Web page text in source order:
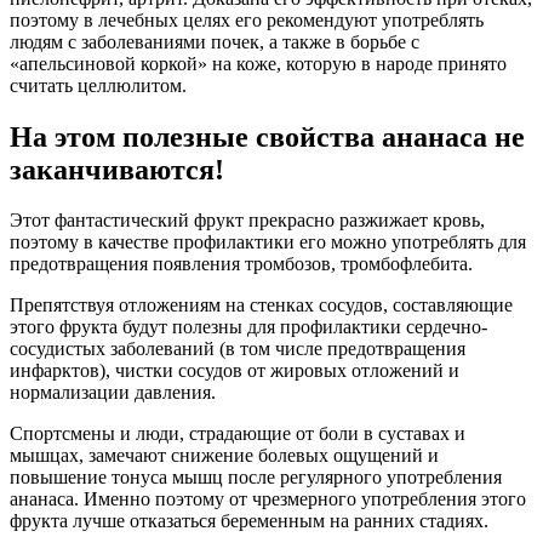
поэтому в лечебных целях его рекомендуют употреблять
людям с заболеваниями почек, а также в борьбе с
«апельсиновой коркой» на коже, которую в народе принято
считать целлюлитом.
На этом полезные свойства ананаса не
заканчиваются!
Этот фантастический фрукт прекрасно разжижает кровь,
поэтому в качестве профилактики его можно употреблять для
предотвращения появления тромбозов, тромбофлебита.
Препятствуя отложениям на стенках сосудов, составляющие
этого фрукта будут полезны для профилактики сердечно-
сосудистых заболеваний (в том числе предотвращения
инфарктов), чистки сосудов от жировых отложений и
нормализации давления.
Спортсмены и люди, страдающие от боли в суставах и
мышцах, замечают снижение болевых ощущений и
повышение тонуса мышц после регулярного употребления
ананаса. Именно поэтому от чрезмерного употребления этого
фрукта лучше отказаться беременным на ранних стадиях.